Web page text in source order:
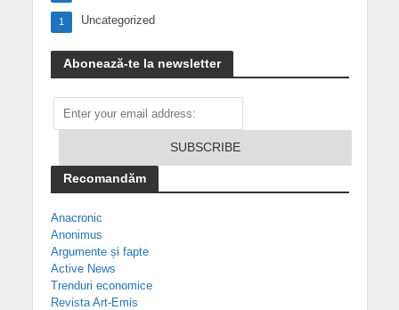
Uncategorized
1
Abonează-te la newsletter
Recomandăm
Anacronic
Anonimus
Argumente și fapte
Active News
Trenduri economice
Revista Art-Emis